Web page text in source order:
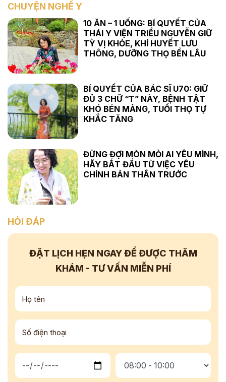
CHUYỆN NGHỀ Y
10 ĂN – 1 UỐNG: BÍ QUYẾT CỦA
THÁI Y VIỆN TRIỀU NGUYỄN GIỮ
TỲ VỊ KHỎE, KHÍ HUYẾT LƯU
THÔNG, DƯỠNG THỌ BỀN LÂU
BÍ QUYẾT CỦA BÁC SĨ U70: GIỮ
ĐỦ 3 CHỮ “T” NÀY, BỆNH TẬT
KHÓ BÉN MẢNG, TUỔI THỌ TỰ
KHẮC TĂNG
ĐỪNG ĐỢI MÒN MỎI AI YÊU MÌNH,
HÃY BẮT ĐẦU TỪ VIỆC YÊU
CHÍNH BẢN THÂN TRƯỚC
HỎI ĐÁP
ĐẶT LỊCH HẸN NGAYĐỂ ĐƯỢC THĂM
KHÁM - TƯ VẤN MIỄN PHÍ